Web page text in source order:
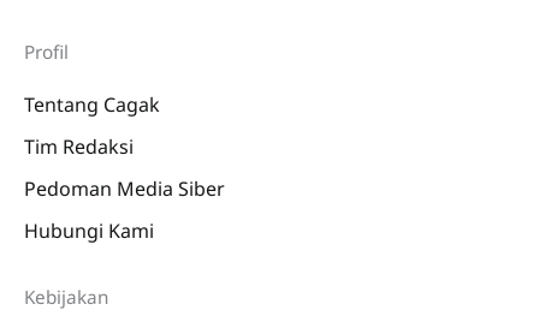
Profil
Tentang Cagak
Tim Redaksi
Pedoman Media Siber
Hubungi Kami
Kebijakan